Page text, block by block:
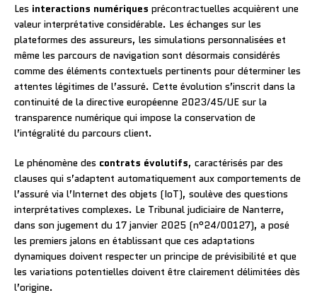
Les interactions numériques précontractuelles acquièrent une
valeur interprétative considérable. Les échanges sur les
plateformes des assureurs, les simulations personnalisées et
même les parcours de navigation sont désormais considérés
comme des éléments contextuels pertinents pour déterminer les
attentes légitimes de l’assuré. Cette évolution s’inscrit dans la
continuité de la directive européenne 2023/45/UE sur la
transparence numérique qui impose la conservation de
l’intégralité du parcours client.
Le phénomène des contrats évolutifs, caractérisés par des
clauses qui s’adaptent automatiquement aux comportements de
l’assuré via l’Internet des objets (IoT), soulève des questions
interprétatives complexes. Le Tribunal judiciaire de Nanterre,
dans son jugement du 17 janvier 2025 (n°24/00127), a posé
les premiers jalons en établissant que ces adaptations
dynamiques doivent respecter un principe de prévisibilité et que
les variations potentielles doivent être clairement délimitées dès
l’origine.